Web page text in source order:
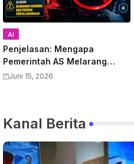
AI
Penjelasan: Mengapa
Pemerintah AS Melarang
Semua Warga Asing
Juni 15, 2026
Kanal Berita